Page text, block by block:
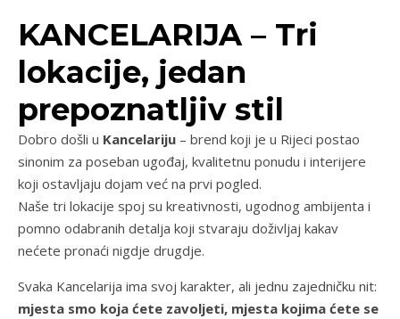
KANCELARIJA – Tri
lokacije, jedan
prepoznatljiv stil
Dobro došli u Kancelariju – brend koji je u Rijeci postao
sinonim za poseban ugođaj, kvalitetnu ponudu i interijere
koji ostavljaju dojam već na prvi pogled.
Naše tri lokacije spoj su kreativnosti, ugodnog ambijenta i
pomno odabranih detalja koji stvaraju doživljaj kakav
nećete pronaći nigdje drugdje.
Svaka Kancelarija ima svoj karakter, ali jednu zajedničku nit:
mjesta smo koja ćete zavoljeti, mjesta kojima ćete se